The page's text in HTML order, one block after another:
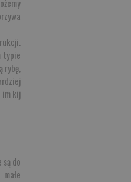
typie
rybę,
im kij
do